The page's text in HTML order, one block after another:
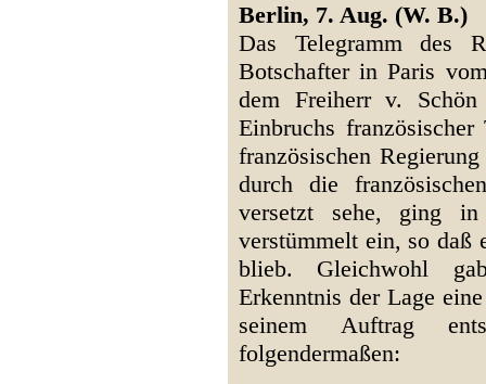
Berlin, 7. Aug. (W. B.)
Das Telegramm des
Botschafter in Paris
dem Freiherr v.
Einbruchs
französischen
durch die
versetzt sehe, ging
verstümmelt ein, so daß
blieb. Gleichwohl
Erkenntnis der Lage
seinem Auftrag
folgendermaßen: